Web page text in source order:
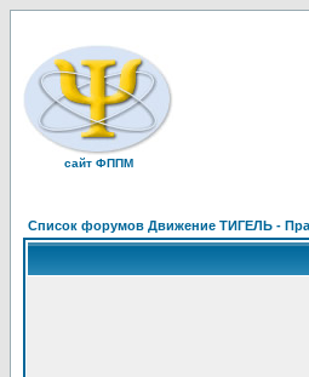
сайт ФППМ
Список форумов Движение ТИГЕЛЬ -